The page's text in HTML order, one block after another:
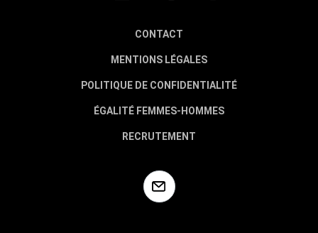
CONTACT
MENTIONS LÉGALES
POLITIQUE DE CONFIDENTIALITÉ
ÉGALITÉ FEMMES-HOMMES
RECRUTEMENT